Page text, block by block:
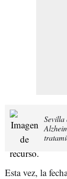
Sevilla
Esta vez, la